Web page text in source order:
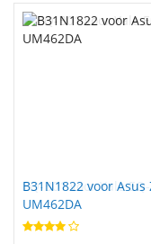
B31N1822 voor Asus
UM462DA